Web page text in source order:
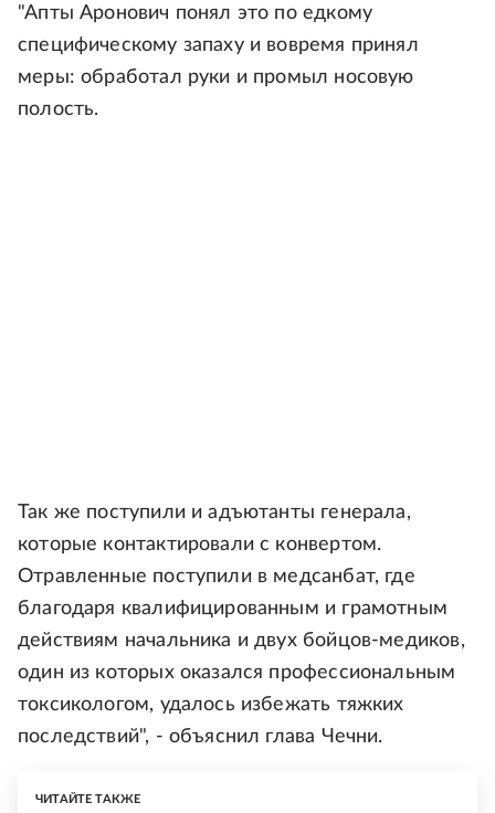
"Апты Аронович понял это по едкому
специфическому запаху и вовремя принял
меры: обработал руки и промыл носовую
полость.
Так же поступили и адъютанты генерала,
которые контактировали с конвертом.
Отравленные поступили в медсанбат, где
благодаря квалифицированным и грамотным
действиям начальника и двух бойцов-медиков,
один из которых оказался профессиональным
токсикологом, удалось избежать тяжких
последствий", - объяснил глава Чечни.
ЧИТАЙТЕ ТАКЖЕ